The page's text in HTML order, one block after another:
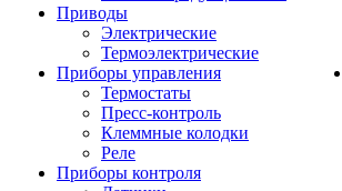
Приводы
Электрические
Термоэлектрические
Приборы управления
Термостаты
Пресс-контроль
Клеммные колодки
Реле
Приборы контроля